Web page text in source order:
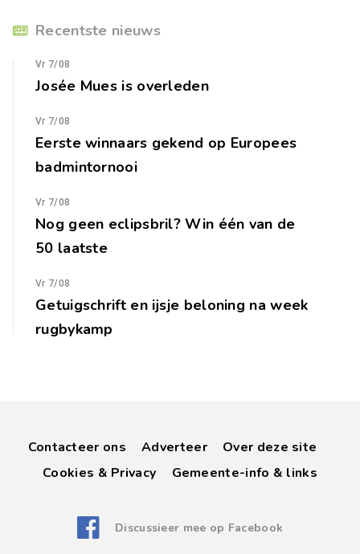
Recentste nieuws
Vr 7/08
Josée Mues is overleden
Vr 7/08
Eerste winnaars gekend op Europees
badmintornooi
Vr 7/08
Nog geen eclipsbril? Win één van de
50 laatste
Vr 7/08
Getuigschrift en ijsje beloning na week
rugbykamp
Contacteer ons Adverteer
Over deze site
Cookies & Privacy
Gemeente-info & links
Discussieer mee op Facebook